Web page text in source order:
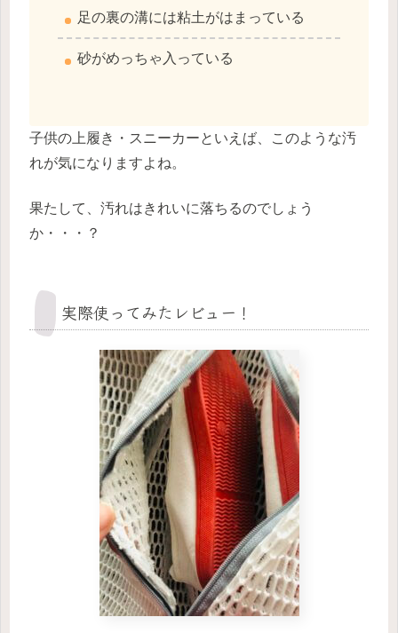
足の裏の溝には粘土がはまっている
砂がめっちゃ入っている
子供の上履き・スニーカーといえば、このような汚
れが気になりますよね。
果たして、汚れはきれいに落ちるのでしょう
か・・・？
実際使ってみたレビュー！